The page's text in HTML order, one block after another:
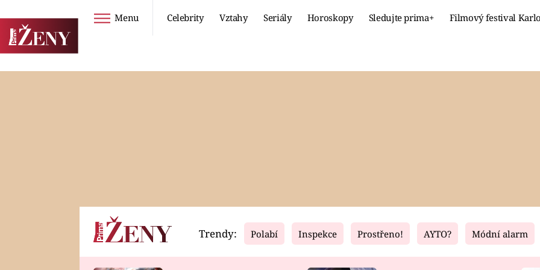
Menu Celebrity Vztahy Seriály Horoskopy Sledujte prima+ Filmový festival
Horoskopy Video Fresh Living
Trendy: Polabí Inspekce Prostřeno! AYTO? Módní alarm